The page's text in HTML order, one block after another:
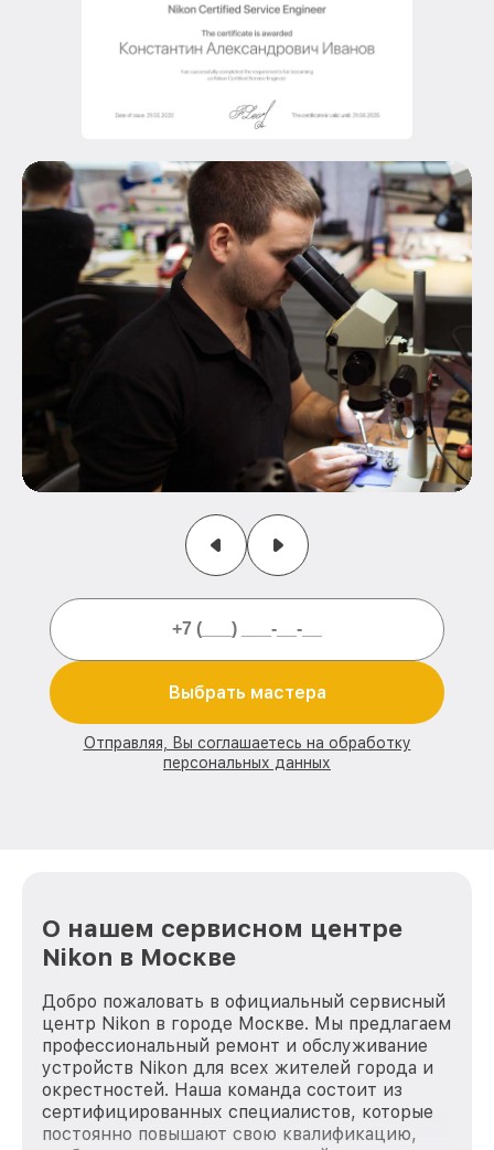
Выбрать мастера
Отправляя, Вы соглашаетесь на обработку
персональных данных
О нашем сервисном центре
Nikon в Москве
Добро пожаловать в официальный сервисный
центр Nikon в городе Москве. Мы предлагаем
профессиональный ремонт и обслуживание
устройств Nikon для всех жителей города и
окрестностей. Наша команда состоит из
сертифицированных специалистов, которые
постоянно повышают свою квалификацию,